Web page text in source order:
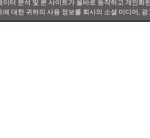
터 분석 및 본 사이트가 올바로 동작하고 개인화
대한 귀하의 사용 정보를 회사의 소셜 미디어,